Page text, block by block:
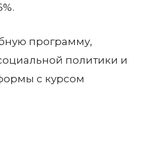
программу,
политики и
с курсом